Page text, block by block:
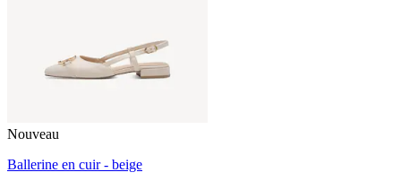
Nouveau
Ballerine en cuir - beige